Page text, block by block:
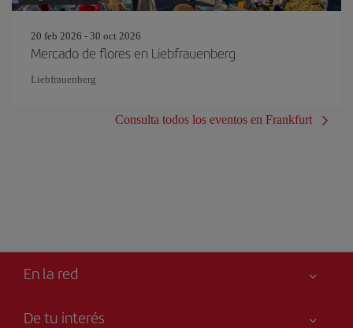
20 feb 2026 - 30 oct 2026
Mercado de flores en Liebfrauenberg
Liebfrauenberg
Consulta todos los eventos en Frankfurt
En la red
De tu interés